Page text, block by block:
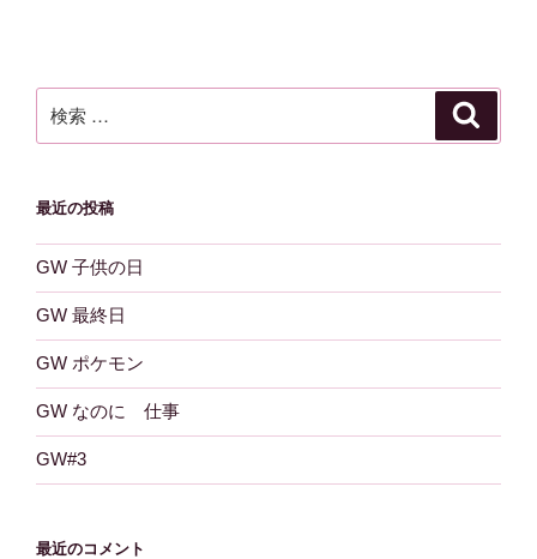
ン
索:
最近の投稿
GW 子供の日
GW 最終日
GW ポケモン
GW なのに 仕事
GW#3
最近のコメント